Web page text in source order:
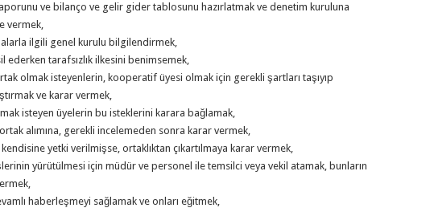
ve bilanço ve gelir gider tablosunu hazırlatmak ve denetim kuruluna
vermek,
ilgili genel kurulu bilgilendirmek,
ederken tarafsızlık ilkesini benimsemek,
olmak isteyenlerin, kooperatif üyesi olmak için gerekli şartları taşıyıp
ve karar vermek,
isteyen üyelerin bu isteklerini karara bağlamak,
alımına, gerekli incelemeden sonra karar vermek,
yetki verilmişse, ortaklıktan çıkartılmaya karar vermek,
yürütülmesi için müdür ve personel ile temsilci veya vekil atamak, bunların
haberleşmeyi sağlamak ve onları eğitmek,